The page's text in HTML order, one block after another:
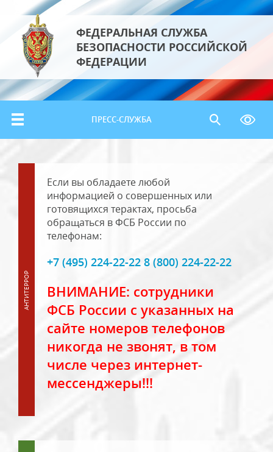
ФЕДЕРАЛЬНАЯ СЛУЖБА
БЕЗОПАСНОСТИ РОССИЙСКОЙ
ФЕДЕРАЦИИ
ПРЕСС-СЛУЖБА
Если вы обладаете любой
информацией о совершенных или
готовящихся терактах, просьба
обращаться в ФСБ России по
телефонам:
+7 (495) 224-22-22 8 (800) 224-22-22
ВНИМАНИЕ: сотрудники
ФСБ России с указанных на
сайте номеров телефонов
никогда не звонят, в том
числе через интернет-
мессенджеры!!!